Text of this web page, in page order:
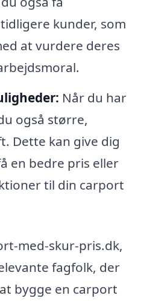
kunder, som
at vurdere deres
Når du har
også større,
Dette kan give dig
en bedre pris eller
til din carport
med-skur-pris.dk,
fagfolk, der
bygge en carport